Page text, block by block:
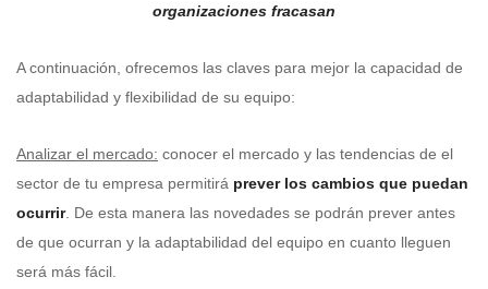
organizaciones fracasan
A continuación, ofrecemos las claves para mejor la capacidad de
adaptabilidad y flexibilidad de su equipo:
Analizar el mercado: conocer el mercado y las tendencias de el
sector de tu empresa permitirá prever los cambios que puedan
ocurrir. De esta manera las novedades se podrán prever antes
de que ocurran y la adaptabilidad del equipo en cuanto lleguen
será más fácil.